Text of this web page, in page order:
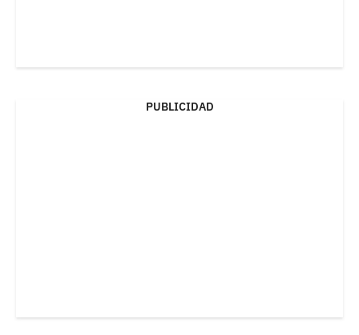
PUBLICIDAD